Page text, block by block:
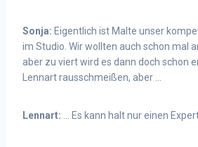
Sonja: Eigentlich ist Malte unser
im Studio. Wir wollten auch schon mal
aber zu viert wird es dann doch schon
Lennart rausschmeißen, aber …
Lennart: … Es kann halt nur einen